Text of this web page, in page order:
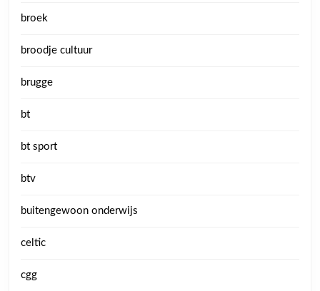
broek
broodje cultuur
brugge
bt
bt sport
btv
buitengewoon onderwijs
celtic
cgg